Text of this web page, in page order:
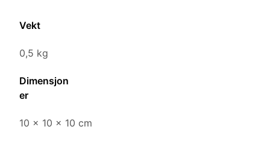
Vekt
0,5 kg
Dimensjon
er
10 × 10 × 10 cm